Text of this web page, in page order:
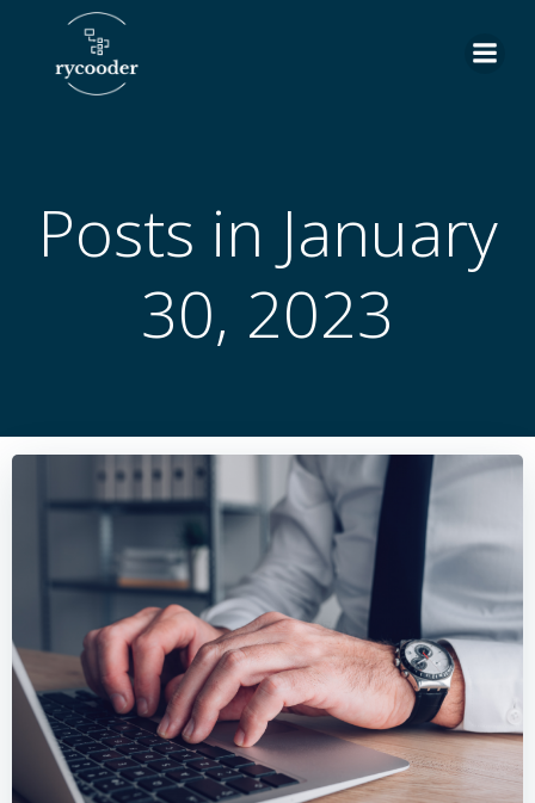
Posts in January
30, 2023